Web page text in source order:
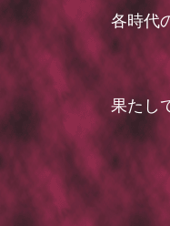
各時代
果たし